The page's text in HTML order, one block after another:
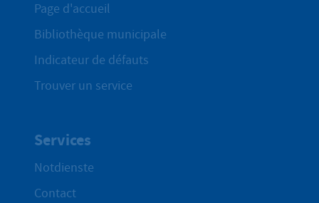
Page d'accueil
Bibliothèque municipale
Indicateur de défauts
Trouver un service
Services
Notdienste
Contact